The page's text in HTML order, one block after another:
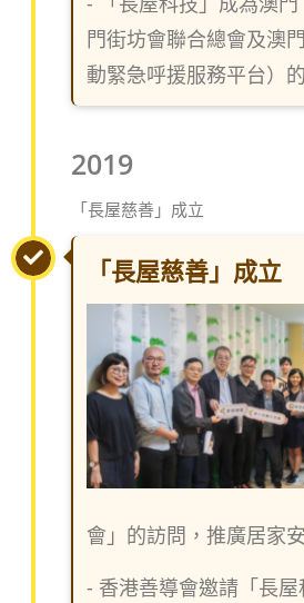
門街坊會聯合總會及澳
動緊急呼援服務平台）
2019
「長屋慈善」成立
「長屋慈善」成立
會」的訪問，推廣居家
- 香港善導會邀請「長